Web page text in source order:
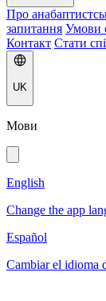
Про
запитання Умови
Контакт Стати
UK
Мови
English
Change the app
Español
Cambiar el idioma